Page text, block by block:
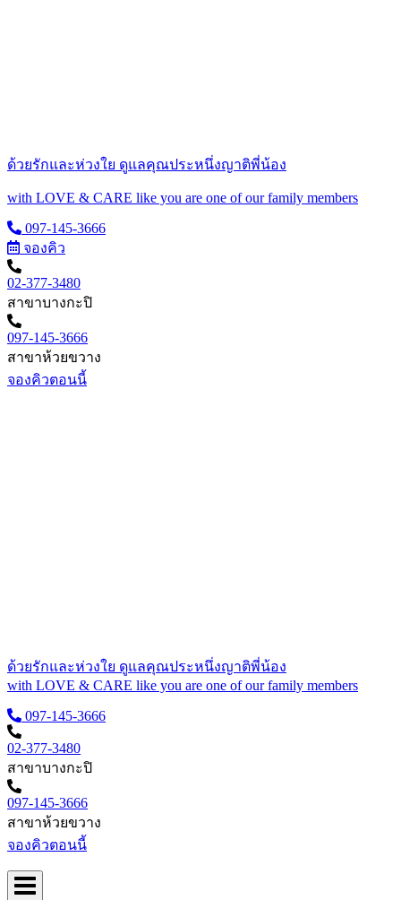
ด้วยรักและห่วงใย ดูแลคุณประหนึ่งญาติพี่น้อง
with LOVE & CARE like you are one of our family members
097-145-3666
จองคิว
02-377-3480
สาขาบางกะปิ
097-145-3666
สาขาห้วยขวาง
จองคิวตอนนี้
ด้วยรักและห่วงใย ดูแลคุณประหนึ่งญาติพี่น้อง
with LOVE & CARE like you are one of our family members
097-145-3666
02-377-3480
สาขาบางกะปิ
097-145-3666
สาขาห้วยขวาง
จองคิวตอนนี้